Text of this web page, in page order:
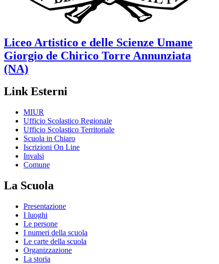
Liceo Artistico e delle Scienze Umane
Giorgio de Chirico Torre Annunziata
(NA)
Link Esterni
MIUR
Ufficio Scolastico Regionale
Ufficio Scolastico Territoriale
Scuola in Chiaro
Iscrizioni On Line
Invalsi
Comune
La Scuola
Presentazione
I luoghi
Le persone
I numeri della scuola
Le carte della scuola
Organizzazione
La storia